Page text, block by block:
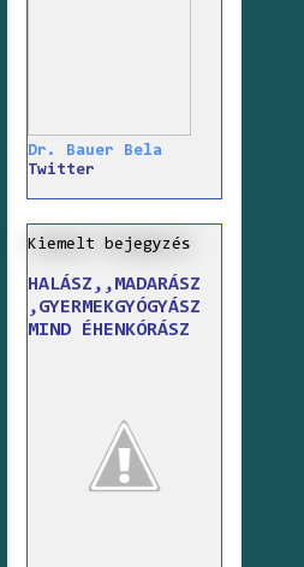
Dr. Bauer Bela
Twitter
Kiemelt bejegyzés
HALÁSZ,,MADARÁSZ
,GYERMEKGYÓGYÁSZ
MIND ÉHENKÓRÁSZ